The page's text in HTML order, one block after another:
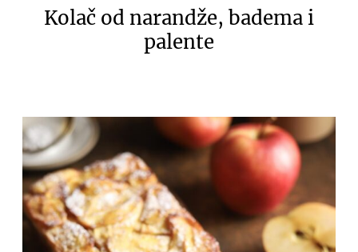
Kolač od narandže, badema i
palente